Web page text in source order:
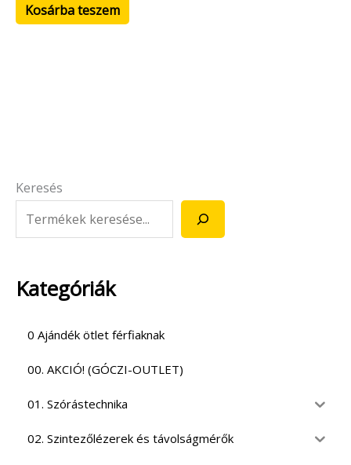
Keresés
Kategóriák
0 Ajándék ötlet férfiaknak
00. AKCIÓ! (GÓCZI-OUTLET)
01. Szórástechnika
02. Szintezőlézerek és távolságmérők
Kosárba teszem